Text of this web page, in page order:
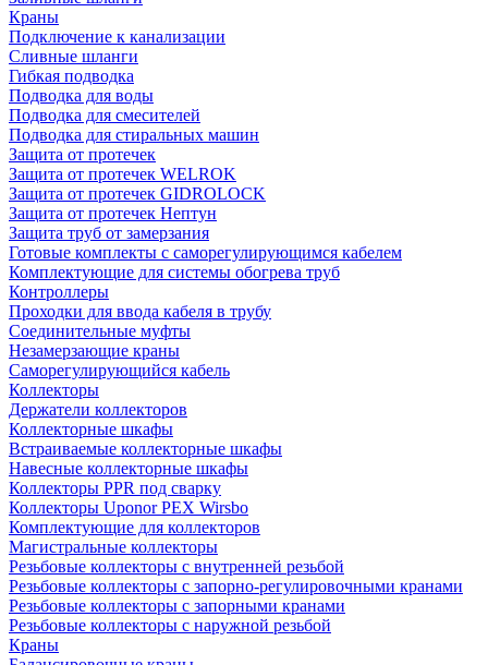
Краны
Подключение к канализации
Сливные шланги
Гибкая подводка
Подводка для воды
Подводка для смесителей
Подводка для стиральных машин
Защита от протечек
Защита от протечек WELROK
Защита от протечек GIDROLOCK
Защита от протечек Нептун
Защита труб от замерзания
Готовые комплекты с саморегулирующимся кабелем
Комплектующие для системы обогрева труб
Контроллеры
Проходки для ввода кабеля в трубу
Соединительные муфты
Незамерзающие краны
Саморегулирующийся кабель
Коллекторы
Держатели коллекторов
Коллекторные шкафы
Встраиваемые коллекторные шкафы
Навесные коллекторные шкафы
Коллекторы PPR под сварку
Коллекторы Uponor PEX Wirsbo
Комплектующие для коллекторов
Магистральные коллекторы
Резьбовые коллекторы с внутренней резьбой
Резьбовые коллекторы с запорно-регулировочными кранами
Резьбовые коллекторы с запорными кранами
Резьбовые коллекторы с наружной резьбой
Краны